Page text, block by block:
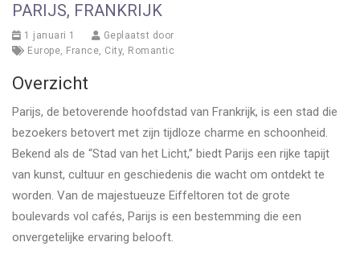
PARIJS, FRANKRIJK
1 januari 1
Geplaatst door
Europe, France, City, Romantic
Overzicht
Parijs, de betoverende hoofdstad van Frankrijk, is een stad die
bezoekers betovert met zijn tijdloze charme en schoonheid.
Bekend als de “Stad van het Licht,” biedt Parijs een rijke tapijt
van kunst, cultuur en geschiedenis die wacht om ontdekt te
worden. Van de majestueuze Eiffeltoren tot de grote
boulevards vol cafés, Parijs is een bestemming die een
onvergetelijke ervaring belooft.